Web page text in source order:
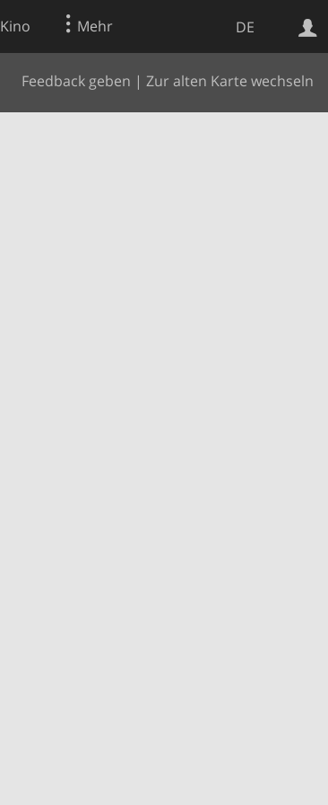
DE
Kino Mehr
Feedback geben | Zur alten Karte wechseln
Websuche